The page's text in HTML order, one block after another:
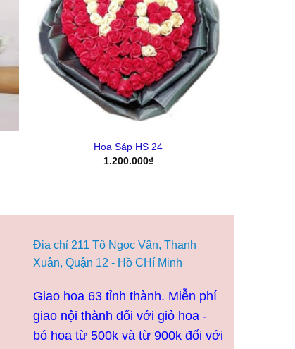
Yêu
Thich
Hoa Sáp HS 24
1.200.000₫
Địa chỉ 211 Tô Ngọc Vân, Thạnh
Xuân, Quận 12 - Hồ CHí Minh
Giao hoa 63 tỉnh thành. Miễn phí
giao nội thành đối với giỏ hoa -
bó hoa từ 500k và từ 900k đối với